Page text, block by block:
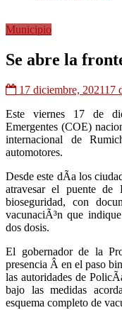
Municipio
Se abre la
17 diciembre, 202117
Este viernes 17 de
Emergentes (COE)
internacional de
automotores.
Desde este dÃ­a los
atravesar el puente de
bioseguridad, con
vacunaciÃ³n que
dos dosis.
El gobernador de la
presencia Â en el paso
las autoridades de
bajo las medidas
esquema completo de